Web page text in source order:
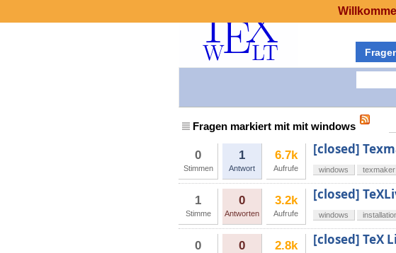
Fragen markiert mit mit windows
0
Stimmen
1
Antwort
6.7k
Aufrufe
[closed]
windows texmaker
1
Stimme
0
Antworten
3.2k
Aufrufe
[closed]
windows
0 0 2.8k [closed] TeX